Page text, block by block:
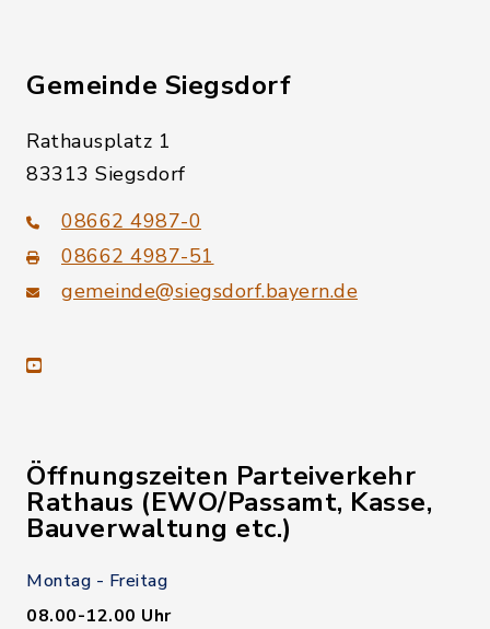
Gemeinde Siegsdorf
Rathausplatz 1
83313 Siegsdorf
08662 4987-0
08662 4987-51
gemeinde@siegsdorf.bayern.de
youtube
Öffnungszeiten Parteiverkehr
Rathaus (EWO/Passamt, Kasse,
Bauverwaltung etc.)
Montag - Freitag
08.00-12.00 Uhr